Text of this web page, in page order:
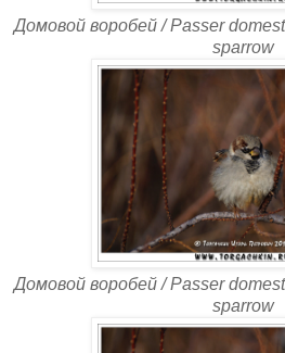
Домовой воробей / Passer
sparrow
Домовой воробей / Passer
sparrow